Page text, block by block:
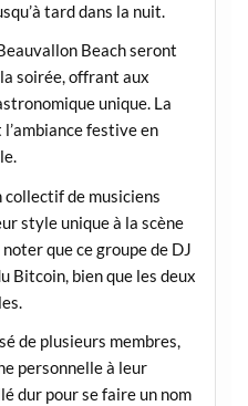
tard dans la nuit.
Beach seront
soirée, offrant aux
unique. La
festive en
collectif de musiciens
style unique à la scène
que ce groupe de DJ
Bitcoin, bien que les deux
de plusieurs membres,
personnelle à leur
dur pour se faire un nom